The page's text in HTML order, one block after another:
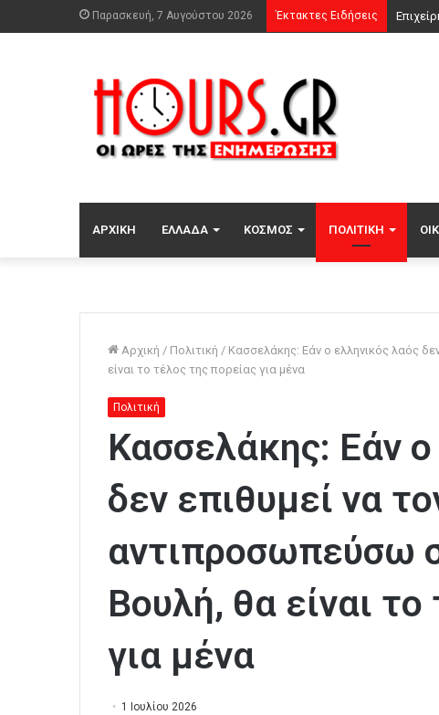
Παρασκευή, 7 Αυγούστου 2026 Έκτακτες Ειδήσεις Όταν η
ΑΡΧΙΚΉ ΕΛΛΆΔΑ ΚΌΣΜΟΣ ΠΟΛΙΤΙΚΉ
Αρχική / Πολιτική / Κασσελάκης: Εάν ο ελληνικός λαός
είναι το τέλος της πορείας για μένα
Πολιτική
Κασσελάκης: Εάν
δεν επιθυμεί να
αντιπροσωπεύσω
Βουλή, θα είναι
για μένα
1 Ιουλίου 2026